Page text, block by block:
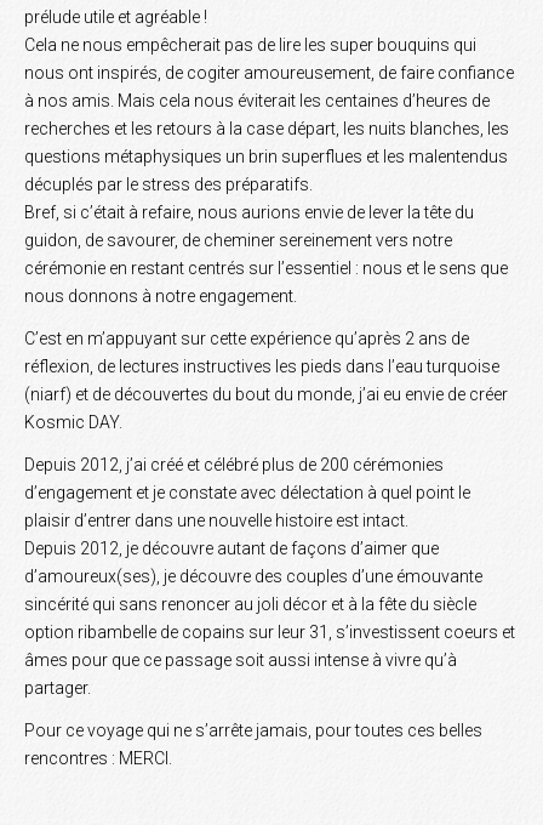
prélude utile et agréable !
Cela ne nous empêcherait pas de lire les super bouquins qui
nous ont inspirés, de cogiter amoureusement, de faire confiance
à nos amis. Mais cela nous éviterait les centaines d’heures de
recherches et les retours à la case départ, les nuits blanches, les
questions métaphysiques un brin superflues et les malentendus
décuplés par le stress des préparatifs.
Bref, si c’était à refaire, nous aurions envie de lever la tête du
guidon, de savourer, de cheminer sereinement vers notre
cérémonie en restant centrés sur l’essentiel : nous et le sens que
nous donnons à notre engagement.
C’est en m’appuyant sur cette expérience qu’après 2 ans de
réflexion, de lectures instructives les pieds dans l’eau turquoise
(niarf) et de découvertes du bout du monde, j’ai eu envie de créer
Kosmic DAY.
Depuis 2012, j’ai créé et célébré plus de 200 cérémonies
d’engagement et je constate avec délectation à quel point le
plaisir d’entrer dans une nouvelle histoire est intact.
Depuis 2012, je découvre autant de façons d’aimer que
d’amoureux(ses), je découvre des couples d’une émouvante
sincérité qui sans renoncer au joli décor et à la fête du siècle
option ribambelle de copains sur leur 31, s’investissent coeurs et
âmes pour que ce passage soit aussi intense à vivre qu’à
partager.
Pour ce voyage qui ne s’arrête jamais, pour toutes ces belles
rencontres : MERCI.